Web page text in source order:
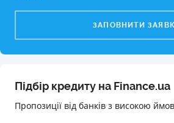
ЗАПОВНИТИ
Підбір кредиту на Finance.ua
Пропозиції від банків з високою